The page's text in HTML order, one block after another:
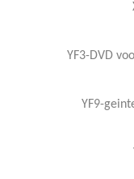
YF3-DVD
YF9-